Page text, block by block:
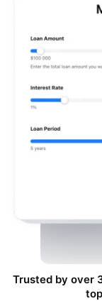
Trusted by over